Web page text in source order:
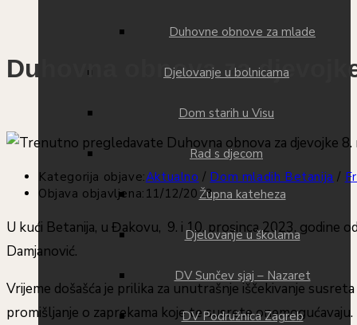
Duhovne obnove za mlade
Djelovanje u bolnicama
Dom starih u Visu
Rad s djecom
Župna kateheza
Djelovanje u školama
DV Sunčev sjaj – Nazaret
DV Podružnica Zagreb
Duhovna obnova za
Kategorija objave:Aktualno / Dom mladih Betanija /
Objava objavljena: 11/12/2023
U kući Betanija, u Đakovu, 9. i 10. prosinca 2023. godine
Damjanović.
Vrijeme došašća je prilika za unutrašnje iščekivanje
promišljanje o zaprekama koje te susrete onemogućavaju.